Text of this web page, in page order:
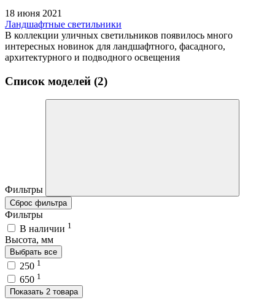
18 июня 2021
Ландшафтные светильники
В коллекции уличных светильников появилось много
интересных новинок для ландшафтного, фасадного,
архитектурного и подводного освещения
Список моделей (2)
Фильтры
Сброс фильтра
Фильтры
В наличии 1
Высота, мм
Выбрать все
250 1
650 1
Показать 2 товара